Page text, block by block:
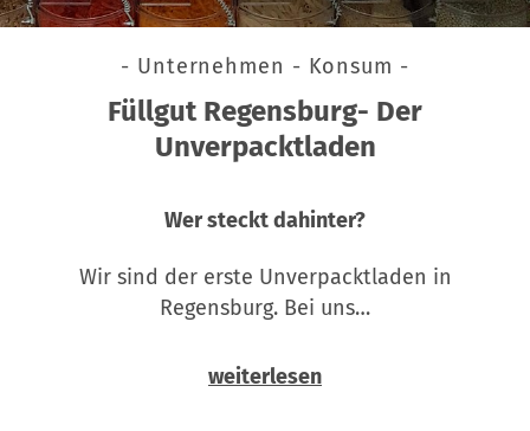
- Unternehmen - Konsum -
Füllgut Regensburg- Der
Unverpacktladen
Wer steckt dahinter?
Wir sind der erste Unverpacktladen in
Regensburg. Bei uns…
weiterlesen